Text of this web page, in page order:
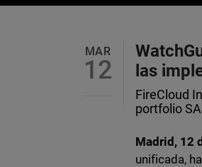
MAR
12
las
FireCloud
portfolio
Madrid, 12
unificada,